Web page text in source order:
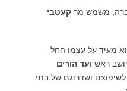
משמש מרקעטבי
מעיד על עצמו החל
ראש ועד הורים
ושדרוגם של בתי